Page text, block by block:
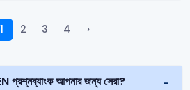
1 2 3 4 ›
প্রশ্নব্যাংক আপনার জন্য সেরা?